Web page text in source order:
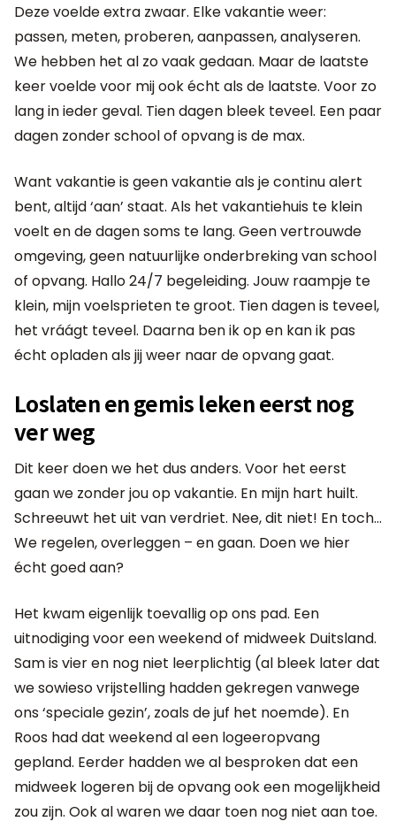
Deze voelde extra zwaar. Elke vakantie weer:
passen, meten, proberen, aanpassen, analyseren.
We hebben het al zo vaak gedaan. Maar de laatste
keer voelde voor mij ook écht als de laatste. Voor zo
lang in ieder geval. Tien dagen bleek teveel. Een paar
dagen zonder school of opvang is de max.
Want vakantie is geen vakantie als je continu alert
bent, altijd ‘aan’ staat. Als het vakantiehuis te klein
voelt en de dagen soms te lang. Geen vertrouwde
omgeving, geen natuurlijke onderbreking van school
of opvang. Hallo 24/7 begeleiding. Jouw raampje te
klein, mijn voelsprieten te groot. Tien dagen is teveel,
het vráágt teveel. Daarna ben ik op en kan ik pas
écht opladen als jij weer naar de opvang gaat.
Loslaten en gemis leken eerst nog
ver weg
Dit keer doen we het dus anders. Voor het eerst
gaan we zonder jou op vakantie. En mijn hart huilt.
Schreeuwt het uit van verdriet. Nee, dit niet! En toch…
We regelen, overleggen – en gaan. Doen we hier
écht goed aan?
Het kwam eigenlijk toevallig op ons pad. Een
uitnodiging voor een weekend of midweek Duitsland.
Sam is vier en nog niet leerplichtig (al bleek later dat
we sowieso vrijstelling hadden gekregen vanwege
ons ‘speciale gezin’, zoals de juf het noemde). En
Roos had dat weekend al een logeeropvang
gepland. Eerder hadden we al besproken dat een
midweek logeren bij de opvang ook een mogelijkheid
zou zijn. Ook al waren we daar toen nog niet aan toe.